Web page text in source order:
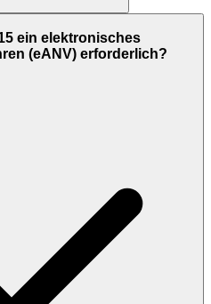
ein elektronisches
(eANV) erforderlich?